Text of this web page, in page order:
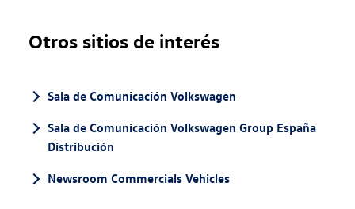
Otros sitios de interés
Sala de Comunicación Volkswagen
Sala de Comunicación Volkswagen Group España
Distribución
Newsroom Commercials Vehicles